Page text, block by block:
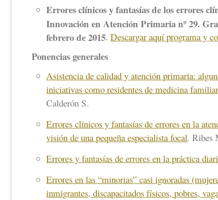
Errores clínicos y fantasías de los errores
Innovación en Atención Primaria nº 29.
febrero de 2015. Descargar aquí programa y
Ponencias generales
Asistencia de calidad y atención primaria:
iniciativas como residentes de medicina
Calderón S.
Errores clínicos y fantasías de errores en la
visión de una pequeña especialista focal. Ribes
Errores y fantasías de errores en la práctica
Errores en las “minorias” casi ignoradas
inmigrantes, discapacitados físicos, pobres,